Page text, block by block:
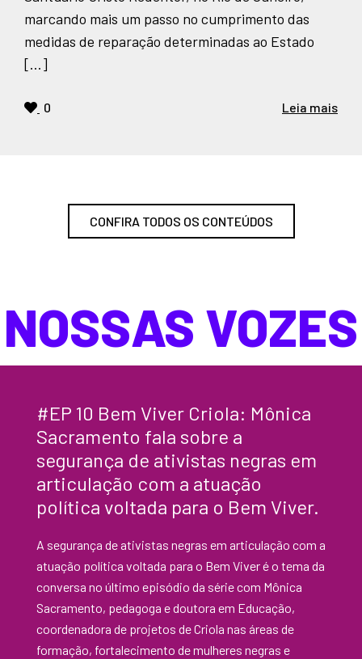
marcando mais um passo no cumprimento das
medidas de reparação determinadas ao Estado
[…]
0 Leia mais
CONFIRA TODOS OS CONTEÚDOS
NOSSAS VOZES
#EP 10 Bem Viver Criola: Mônica
Sacramento fala sobre a
segurança de ativistas negras em
articulação com a atuação
política voltada para o Bem Viver.
A segurança de ativistas negras em articulação com a
atuação política voltada para o Bem Viver é o tema da
conversa no último episódio da série com Mônica
Sacramento, pedagoga e doutora em Educação,
coordenadora de projetos de Criola nas áreas de
formação, fortalecimento de mulheres negras e